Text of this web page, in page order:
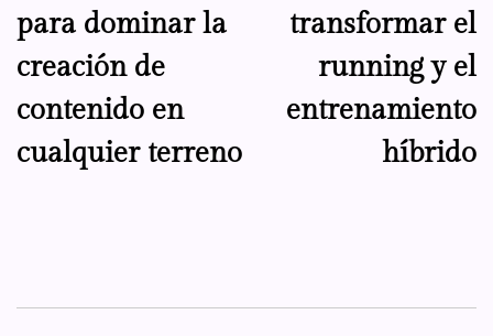
para dominar la
creación de
contenido en
cualquier terreno
transformar el
running y el
entrenamiento
híbrido